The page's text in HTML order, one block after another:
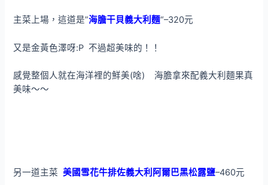
主菜上場，這道是”海膽干貝義大利麵“–320元
又是金黃色澤呀:P 不過超美味的！！
感覺整個人就在海洋裡的鮮美(啥) 海膽拿來配義大利麵果真
美味～～
另一道主菜美國雪花牛排佐義大利阿爾巴黑松露鹽–460元